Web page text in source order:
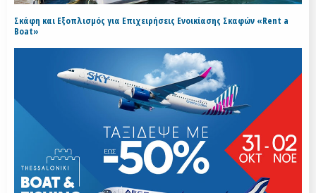
Σκάφη και Εξοπλισμός για Επιχειρήσεις Ενοικίασης Σκαφών «Rent a
Boat»